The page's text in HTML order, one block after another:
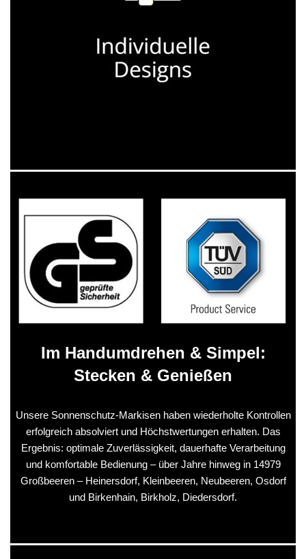
Im Handumdrehen & Simpel:
Stecken & Genießen
Unsere Sonnenschutz-Markisen haben wiederholte Kontrollen
erfolgreich absolviert und Höchstwertungen erhalten. Das
Ergebnis: optimale Zuverlässigkeit, dauerhafte Verarbeitung
und komfortable Bedienung – über Jahre hinweg in 14979
Großbeeren – Heinersdorf, Kleinbeeren, Neubeeren, Osdorf
und Birkenhain, Birkholz, Diedersdorf.